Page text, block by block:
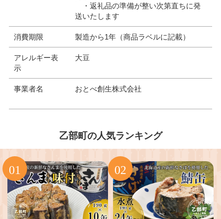
・返礼品の準備が整い次第直ちに発
送いたします
消費期限 製造から1年（商品ラベルに記載）
アレルギー表
示
大豆
事業者名 おとべ創生株式会社
乙部町の人気ランキング